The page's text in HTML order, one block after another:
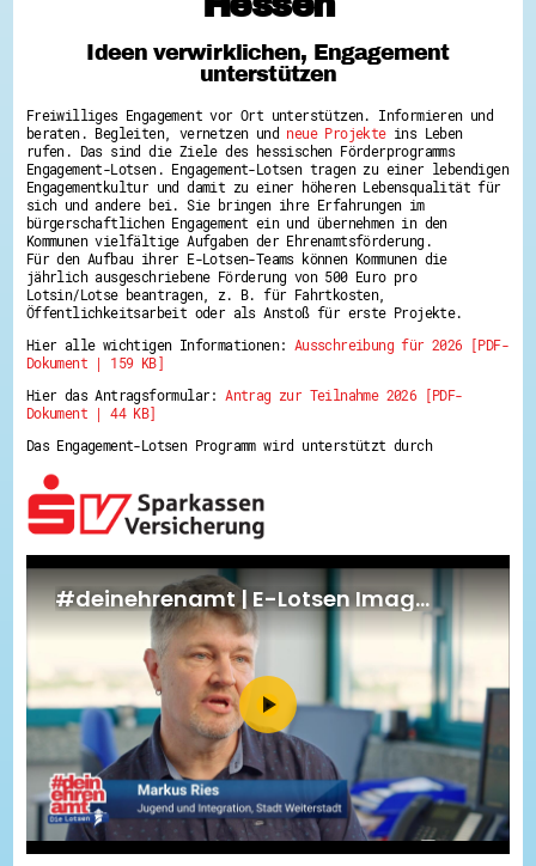
Hessen hilft Ukraine
Zeig uns dein Ehrenamt
Wettbewerb | Trikotwettbewerb
Wettbewerb | 80 Jahre Hessen - Engagement
mit Herz
8 Vereine x 80 Jahre x 1.000 €
Ausgezeichnete Projekte
Menschen des Respekts
SHARE IT: Teile deine Infos!
Gestalte dein Ehrenamt
Ehrenamts-Card Hessen
Engagement-Lotsen
Crowdfunding - Viele schaffen mehr
Ehrentag
Hessen engagiert - Digitale Themenabende
Kompetenznachweis Hessen
Service-Learning
Mach dich schlau
GEMA-Pakt
Di@-Lotsen in Hessen
Energiepreiskrise und Ehrenamt
Flüchtlingshilfe + Integration
Generationsübergreifend aktiv
Patenschaftsprojekte
Qualifizierung & Fortbildung
Stiftungen
Vereine, Spenden, Steuern - Gut zu Wissen
Versicherungsschutz
Wissenswertes rund um dein Ehrenamt
Zahlen, Daten, Fakten aus Hessen
Service
Suche
Downloads
Kontakt
Impressum
Ideen verwirklichen, Engagement
unterstützen
Freiwilliges Engagement vor Ort unterstützen. Informieren und
beraten. Begleiten, vernetzen und neue Projekteins Leben
rufen. Das sind die Ziele des hessischen Förderprogramms
Engagement-Lotsen. Engagement-Lotsen tragen zu einer lebendigen
Engagementkultur und damit zu einer höheren Lebensqualität für
sich und andere bei. Sie bringen ihre Erfahrungen im
bürgerschaftlichen Engagement ein und übernehmen in den
Kommunen vielfältige Aufgaben der Ehrenamtsförderung.
Für den Aufbau ihrer E-Lotsen-Teams können Kommunen die
jährlich ausgeschriebene Förderung von 500 Euro pro
Lotsin/Lotse beantragen, z. B. für Fahrtkosten,
Öffentlichkeitsarbeit oder als Anstoß für erste Projekte.
Hier alle wichtigen Informationen: Ausschreibung für 2026 [PDF-
Dokument | 159 KB]
Hier das Antragsformular:Antrag zur Teilnahme 2026 [PDF-
Dokument | 44 KB]
Das Engagement-Lotsen Programm wird unterstützt durch